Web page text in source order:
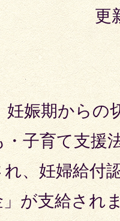
更
妊娠期からの
子育て支援
、妊婦給付
」が支給され